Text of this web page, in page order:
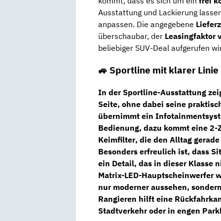
Ausstattung und Lackierung
anpassen. Die angegebene
überschaubar, der Leasingfaktor
beliebiger SUV-Deal aufgerufen
🚙 Sportline mit klarer
In derSportline-Ausstattung
Seite, ohne dabei seine
übernimmt ein
Bedienung, dazu kommt eine 2-
Keimfilter, die den Alltag
Besonders erfreulich ist, dass
ein Detail, das in dieser Klasse
Matrix-LED-Hauptscheinwerfer
nur moderner aussehen,
Rangieren hilft eine
Stadtverkehr oder in engen